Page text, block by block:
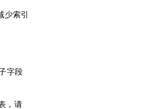
索引
字段
，请